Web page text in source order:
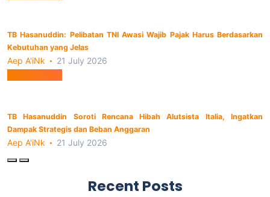
TB Hasanuddin: Pelibatan TNI Awasi Wajib Pajak Harus Berdasarkan
Kebutuhan yang Jelas
Aep A'iNk 21 July 2026
Berita Utama
TB Hasanuddin Soroti Rencana Hibah Alutsista Italia, Ingatkan
Dampak Strategis dan Beban Anggaran
Aep A'iNk 21 July 2026
Recent Posts